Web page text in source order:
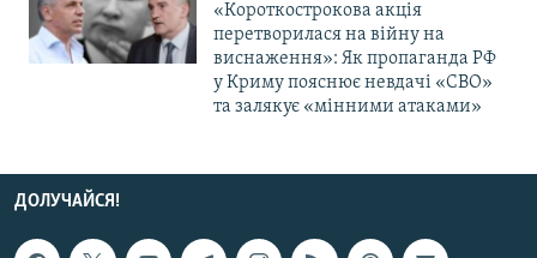
«Короткострокова акція
перетворилася на війну на
виснаження»: Як пропаганда РФ
у Криму пояснює невдачі «СВО»
та залякує «мінними атаками»
ДОЛУЧАЙСЯ!